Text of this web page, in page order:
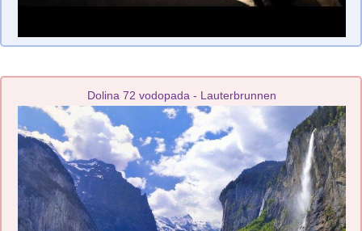
Dolina 72 vodopada - Lauterbrunnen